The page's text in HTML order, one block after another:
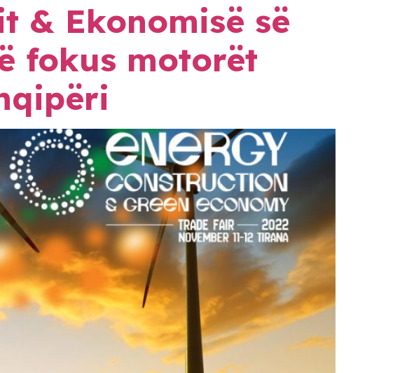
& Ekonomisë së
fokus motorët